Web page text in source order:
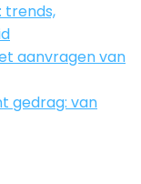
trends,
aanvragen van
gedrag: van